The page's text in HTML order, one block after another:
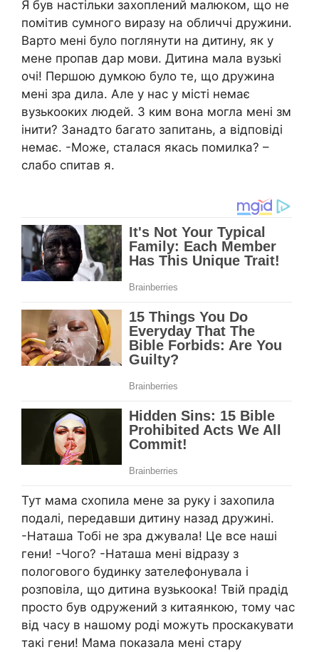
Я був настільки захоплений малюком, що не
помітив сумного виразу на обличчі дружини.
Варто мені було поглянути на дитину, як у
мене пропав дар мови. Дитина мала вузькі
очі! Першою думкою було те, що дружина
мені зра дила. Але у нас у місті немає
вузькооких людей. З ким вона могла мені зм
інити? Занадто багато запитань, а відповіді
немає. -Може, сталася якась помилка? –
слабо спитав я.
Тут мама схопила мене за руку і захопила
подалі, передавши дитину назад дружині.
-Наташа Тобі не зра джувала! Це все наші
гени! -Чого? -Наташа мені відразу з
пологового будинку зателефонувала і
розповіла, що дитина вузькоока! Твій прадід
просто був одружений з китаянкою, тому час
від часу в нашому роді можуть проскакувати
такі гени! Мама показала мені стару